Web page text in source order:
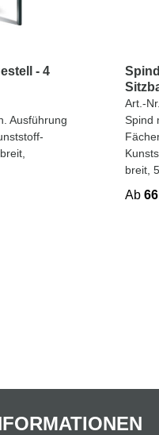
- 4
Ausführung
Art.-
Spind
breit,
Ab